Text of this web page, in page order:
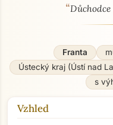
O mně - seznamka
“
Franta
Ústecký kraj (Ústí nad
s
Vzhled